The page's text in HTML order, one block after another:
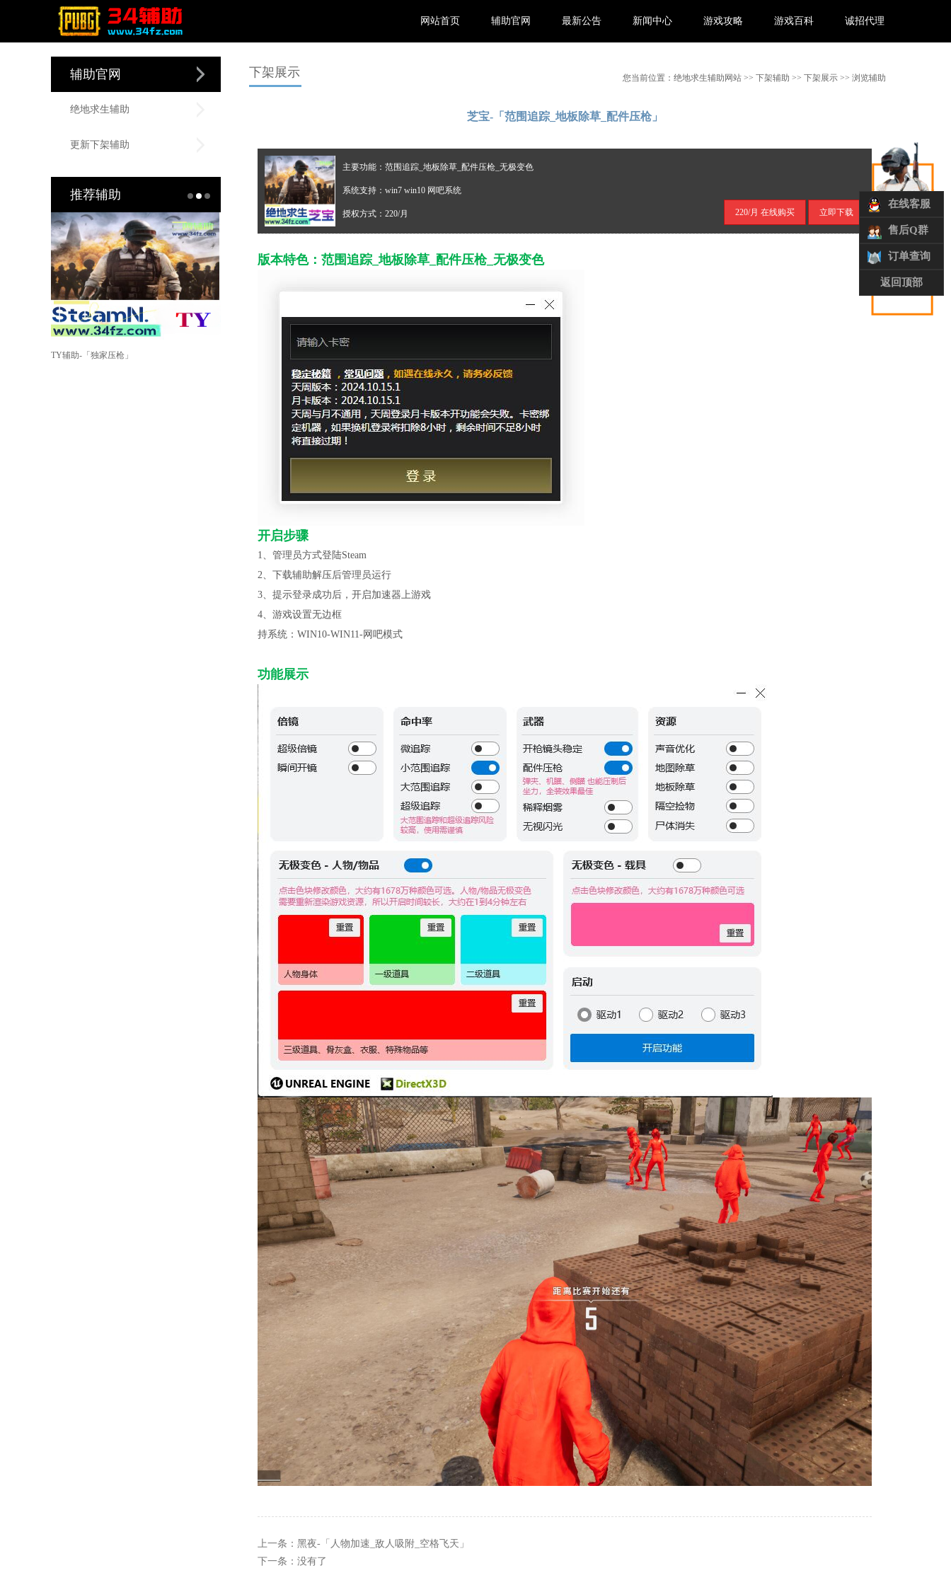
网站首页 辅助官网 最新公告 新闻中心 游戏攻略 游戏百科 诚招代理
辅助官网
绝地求生辅助
更新下架辅助
推荐辅助
TY辅助-「独家压枪」
下架展示 您当前位置： 绝地求生辅助网站 >> 下架辅助 >> 下架展示 >> 浏览辅助
芝宝-「范围追踪_地板除草_配件压枪」
主要功能：范围追踪_地板除草_配件压枪_无极变色
系统支持：win7 win10 网吧系统
授权方式：220/月 220/月 在线购买 立即下载
版本特色：范围追踪_地板除草_配件压枪_无极变色
开启步骤
1、管理员方式登陆Steam
2、下载辅助解压后管理员运行
3、提示登录成功后，开启加速器上游戏
4、游戏设置无边框
持系统：WIN10-WIN11-网吧模式
功能展示
上一条： 黑夜-「人物加速_敌人吸附_空格飞天」
下一条：没有了
在线客服
售后Q群
订单查询
返回顶部